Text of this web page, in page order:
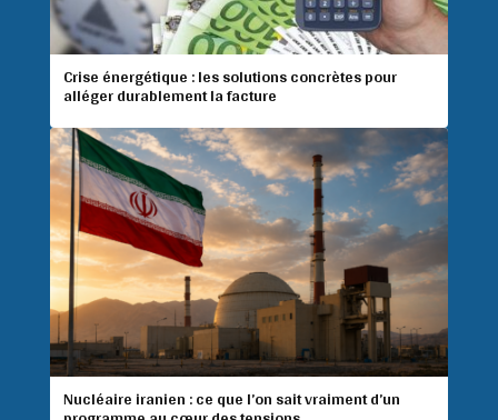
Crise énergétique : les solutions concrètes pour
alléger durablement la facture
Nucléaire iranien : ce que l’on sait vraiment d’un